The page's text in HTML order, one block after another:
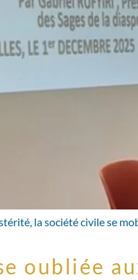
la société civile se
oubliée